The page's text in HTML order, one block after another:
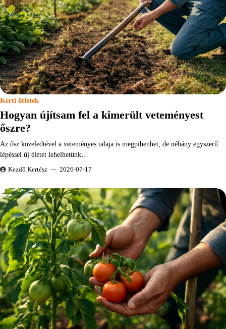
Kerti ötletek
Hogyan újítsam fel a kimerült veteményest
őszre?
Az ősz közeledtével a veteményes talaja is megpihenhet, de néhány egyszerű
lépéssel új életet lehelhetünk…
Kezdő Kertész 2026-07-17